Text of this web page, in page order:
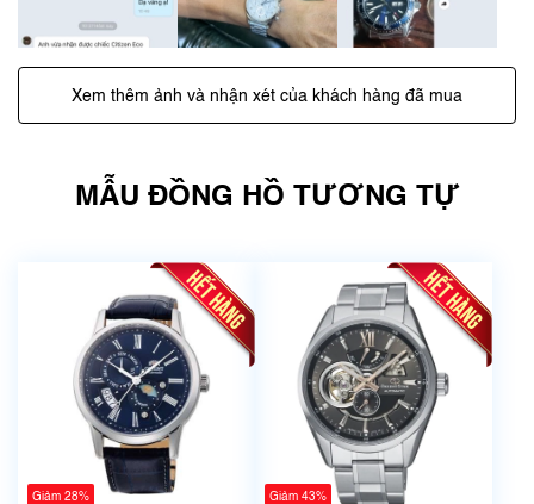
Xem thêm ảnh và nhận xét của khách hàng đã mua
MẪU ĐỒNG HỒ TƯƠNG TỰ
Giảm 28% Giảm 43%